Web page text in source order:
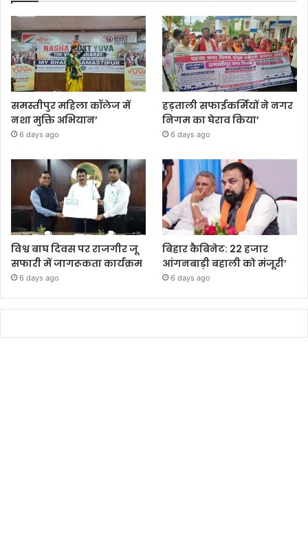
समस्तीपुर महिला कॉलेज में
नशा मुक्ति अभियान’
6 days ago
हड़ताली सफाईकर्मियों ने नगर
निगम का घेराव किया’
6 days ago
विश्व बाघ दिवस पर राजगीर जू
सफारी में जागरूकता कार्यक्रम
6 days ago
बिहार कैबिनेट: 22 हजार
आंगनबाड़ी बहाली को मंजूरी’
6 days ago